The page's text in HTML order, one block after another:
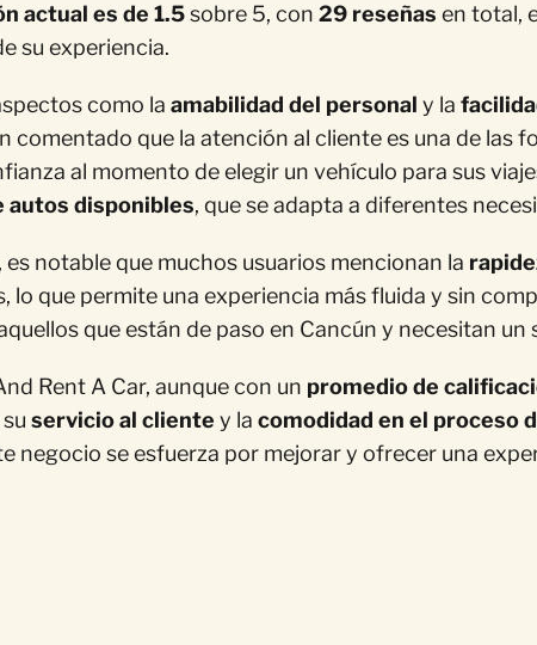
actual es de 1.5sobre 5, con 29 reseñas en total,
su experiencia.
como la amabilidad del personal y la
comentado que la atención al cliente es una de las
al momento de elegir un vehículo para sus
autos disponibles, que se adapta a diferentes
notable que muchos usuarios mencionan la
lo que permite una experiencia más fluida y sin
que están de paso en Cancún y necesitan un
Rent A Car, aunque con un promedio de
servicio al cliente y la comodidad en el proceso
negocio se esfuerza por mejorar y ofrecer una